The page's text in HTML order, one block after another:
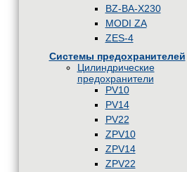
BZ-BA-X230
MODI ZA
ZES-4
Системы предохранителей
Цилиндрические
предохранители
PV10
PV14
PV22
ZPV10
ZPV14
ZPV22